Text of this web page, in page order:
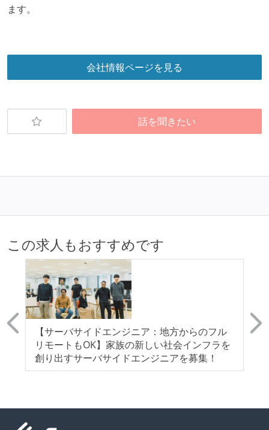
ます。
会社情報ページを見る
話を聞きたい
この求人もおすすめです
【サーバサイドエンジニア：地方からのフル
リモートもOK】家族の新しい社会インフラを
創り出すサーバサイドエンジニアを募集！